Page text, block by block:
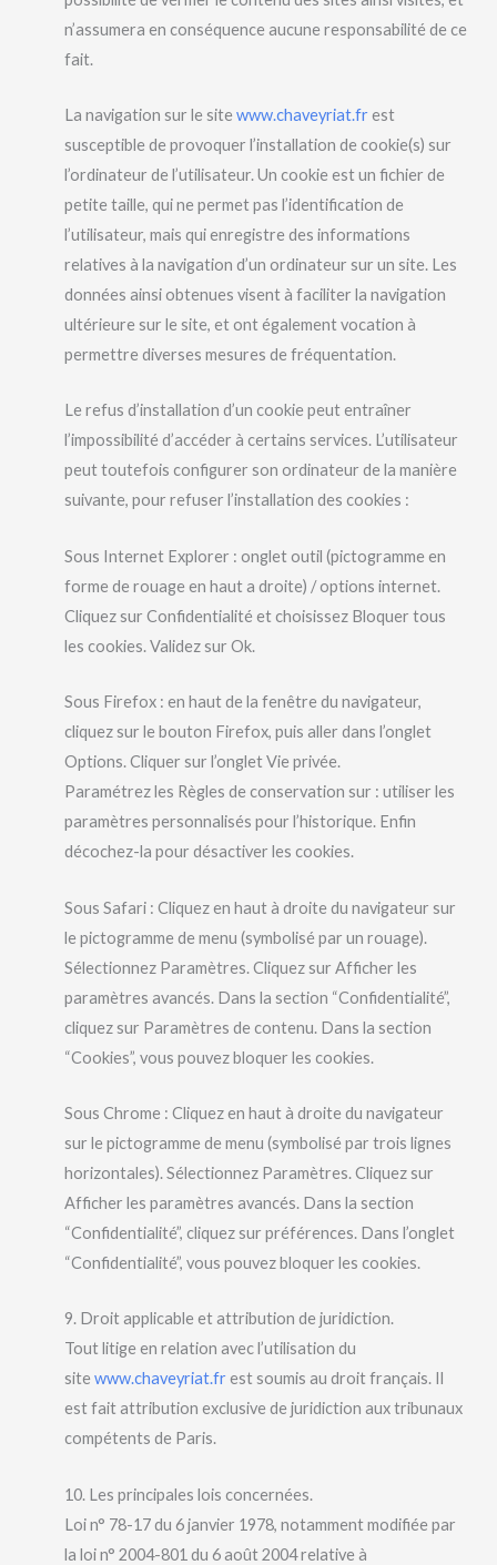
n’assumera en conséquence aucune responsabilité de ce
fait.
La navigation sur le site www.chaveyriat.frest
susceptible de provoquer l’installation de cookie(s) sur
l’ordinateur de l’utilisateur. Un cookie est un fichier de
petite taille, qui ne permet pas l’identification de
l’utilisateur, mais qui enregistre des informations
relatives à la navigation d’un ordinateur sur un site. Les
données ainsi obtenues visent à faciliter la navigation
ultérieure sur le site, et ont également vocation à
permettre diverses mesures de fréquentation.
Le refus d’installation d’un cookie peut entraîner
l’impossibilité d’accéder à certains services. L’utilisateur
peut toutefois configurer son ordinateur de la manière
suivante, pour refuser l’installation des cookies :
Sous Internet Explorer : onglet outil (pictogramme en
forme de rouage en haut a droite) / options internet.
Cliquez sur Confidentialité et choisissez Bloquer tous
les cookies. Validez sur Ok.
Sous Firefox : en haut de la fenêtre du navigateur,
cliquez sur le bouton Firefox, puis aller dans l’onglet
Options. Cliquer sur l’onglet Vie privée.
Paramétrez les Règles de conservation sur : utiliser les
paramètres personnalisés pour l’historique. Enfin
décochez-la pour désactiver les cookies.
Sous Safari : Cliquez en haut à droite du navigateur sur
le pictogramme de menu (symbolisé par un rouage).
Sélectionnez Paramètres. Cliquez sur Afficher les
paramètres avancés. Dans la section “Confidentialité”,
cliquez sur Paramètres de contenu. Dans la section
“Cookies”, vous pouvez bloquer les cookies.
Sous Chrome : Cliquez en haut à droite du navigateur
sur le pictogramme de menu (symbolisé par trois lignes
horizontales). Sélectionnez Paramètres. Cliquez sur
Afficher les paramètres avancés. Dans la section
“Confidentialité”, cliquez sur préférences. Dans l’onglet
“Confidentialité”, vous pouvez bloquer les cookies.
9. Droit applicable et attribution de juridiction.
Tout litige en relation avec l’utilisation du
site www.chaveyriat.frest soumis au droit français. Il
est fait attribution exclusive de juridiction aux tribunaux
compétents de Paris.
10. Les principales lois concernées.
Loi n° 78-17 du 6 janvier 1978, notamment modifiée par
la loi n° 2004-801 du 6 août 2004 relative à